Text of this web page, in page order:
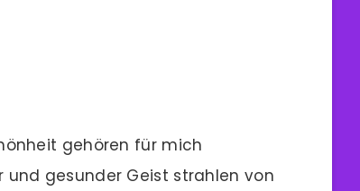
gehören für mich
und gesunder Geist strahlen von